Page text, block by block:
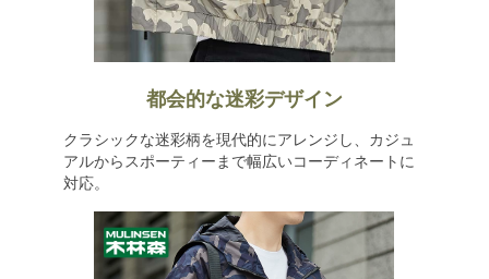
都会的な迷彩デザイン
クラシックな迷彩柄を現代的にアレンジし、カジュ
アルからスポーティーまで幅広いコーディネートに
対応。